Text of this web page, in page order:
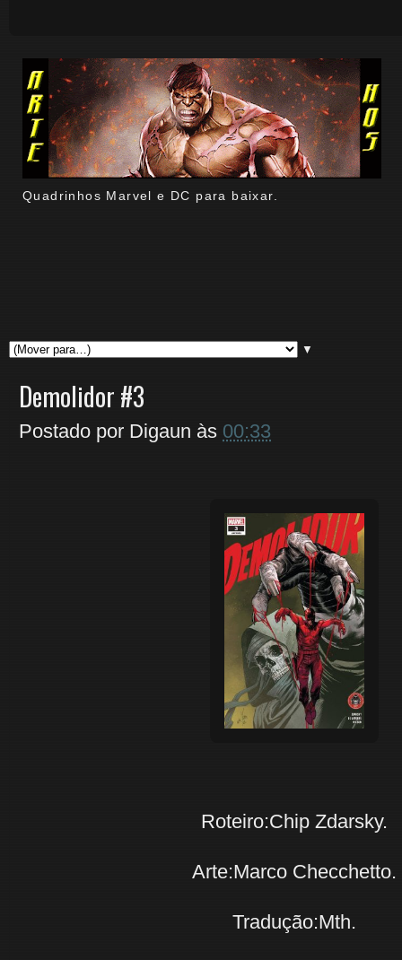
Quadrinhos Marvel e DC para baixar.
▼
Demolidor #3
Postado por Digaun às 00:33
Roteiro:Chip Zdarsky.
Arte:Marco Checchetto.
Tradução:Mth.